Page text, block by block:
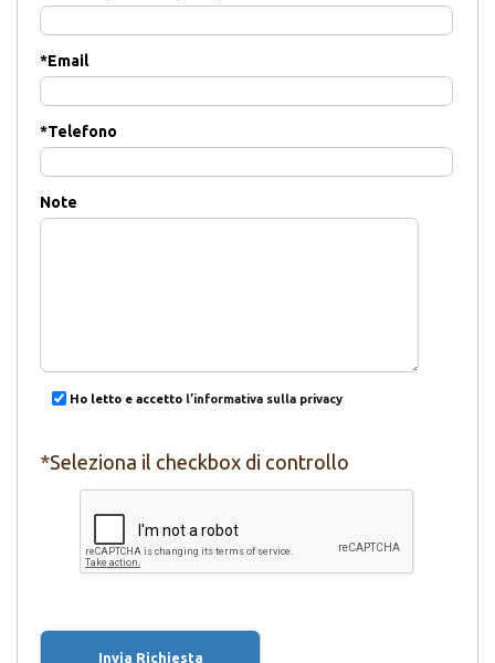
*Email
*Telefono
Note
Ho letto e accetto l’informativa sulla privacy
*Seleziona il checkbox di controllo